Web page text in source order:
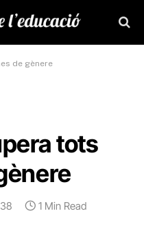
de gènere
tots
1 Min Read